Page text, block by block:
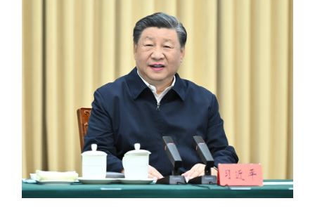
福建
广西 海南
贵州 云南
甘肃 青海
新疆 内蒙古 黑龙江